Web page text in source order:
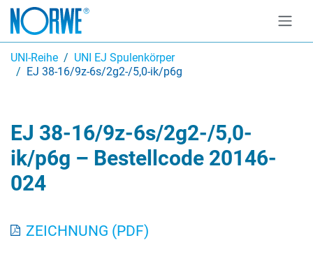
UNI-Reihe
UNI EJ Spulenkörper
EJ 38-16/9z-6s/2g2-/5,0-ik/p6g
EJ 38-16/9z-6s/2g2-/5,0-
ik/p6g – Bestellcode 20146-
024
ZEICHNUNG (PDF)